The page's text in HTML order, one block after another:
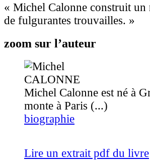
« Michel Calonne construit un
de fulgurantes trouvailles. »
zoom sur l’auteur
Michel Calonne est né à
monte à Paris (...)
biographie
Lire un extrait pdf du livre